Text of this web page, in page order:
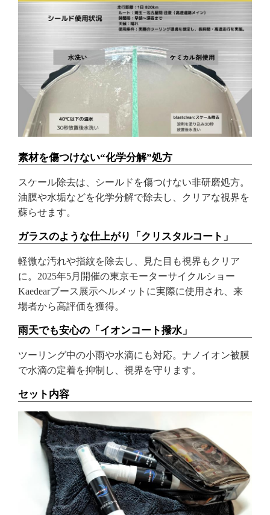
素材を傷つけない“化学分解”処方
スケール除去は、シールドを傷つけない非研磨処方。
油膜や水垢などを化学分解で除去し、クリアな視界を
蘇らせます。
ガラスのような仕上がり「クリスタルコート」
軽微な汚れや指紋を除去し、見た目も視界もクリア
に。2025年5月開催の東京モーターサイクルショー
Kaedearブース展示ヘルメットに実際に使用され、来
場者から高評価を獲得。
雨天でも安心の「イオンコート撥水」
ツーリング中の小雨や水滴にも対応。ナノイオン被膜
で水滴の定着を抑制し、視界を守ります。
セット内容